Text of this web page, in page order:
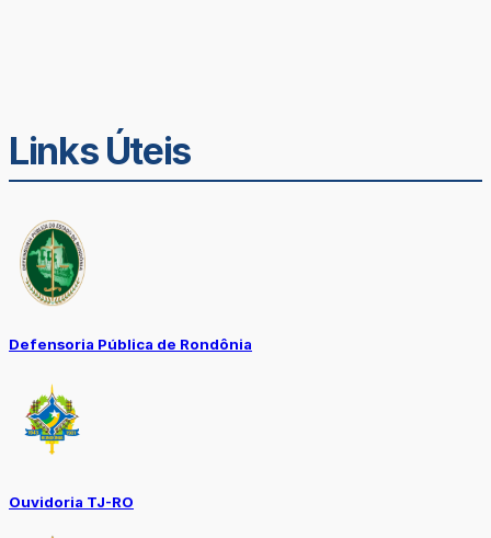
Links Úteis
Defensoria Pública de Rondônia
Ouvidoria TJ-RO